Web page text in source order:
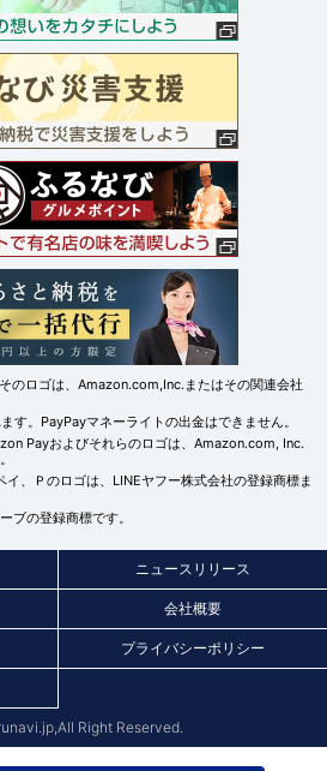
のロゴは、Amazon.com,Inc.またはその関連会社
す。PayPayマネーライトの出金はできません。
Payおよびそれらのロゴは、Amazon.com, Inc.
、Ｐのロゴは、LINEヤフー株式会社の登録商標ま
ブの登録商標です。
ニュースリリース
会社概要
プライバシーポリシー
Right Reserved.